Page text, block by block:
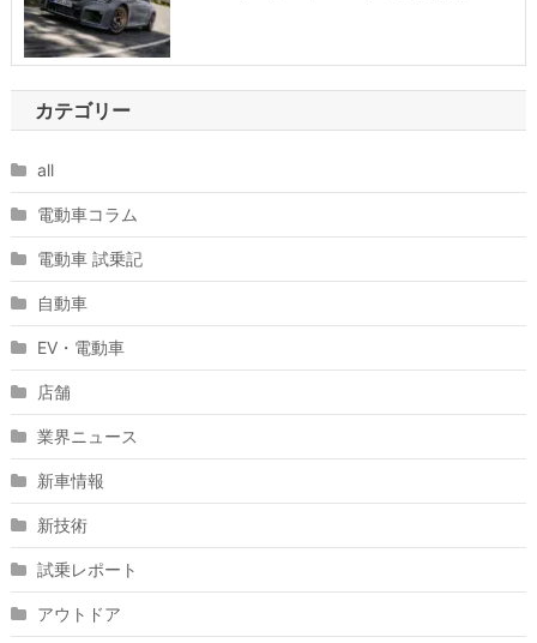
カテゴリー
all
電動車コラム
電動車 試乗記
自動車
EV・電動車
店舗
業界ニュース
新車情報
新技術
試乗レポート
アウトドア